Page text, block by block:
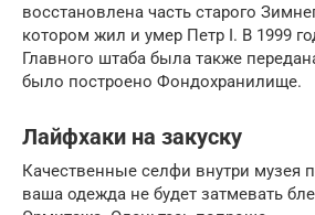
восстановлена часть старого
котором жил и умер Петр I. В 1999
Главного штаба была также
было построено Фондохранилище.
Лайфхаки на закуску
Качественные селфи внутри музея
ваша одежда не будет затмевать